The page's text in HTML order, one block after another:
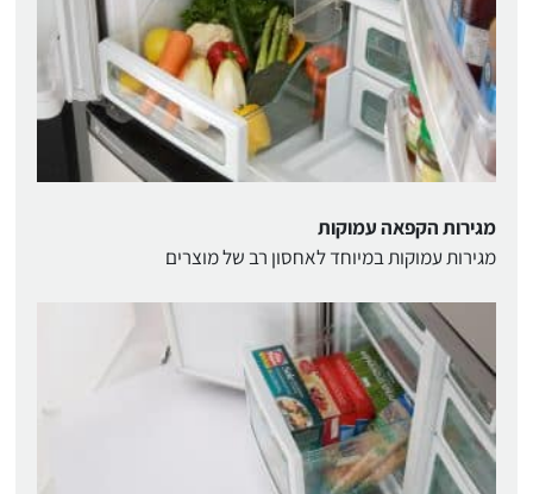
מגירות הקפאה עמוקות
מגירות עמוקות במיוחד לאחסון רב של מוצרים